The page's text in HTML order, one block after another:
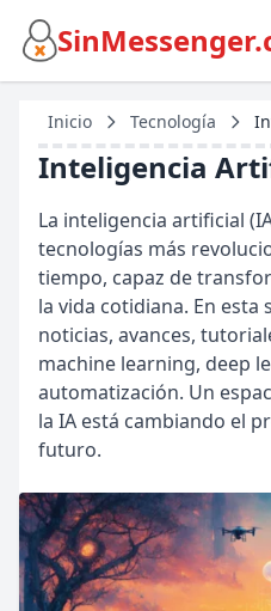
Inicio Tecnología
Inteligencia
La inteligencia artificial
tecnologías más
tiempo, capaz de
la vida cotidiana. En esta
noticias, avances,
machine learning, deep
automatización. Un
la IA está cambiando el
futuro.